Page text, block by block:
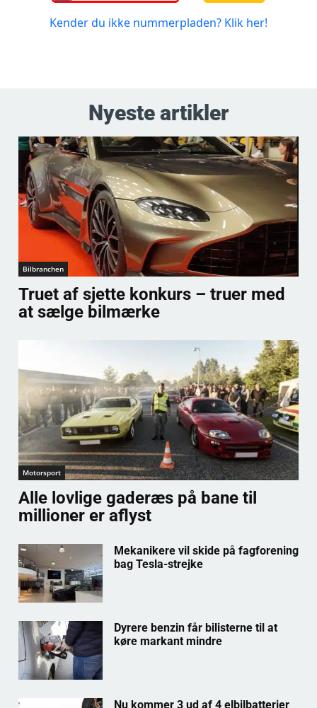
Nyeste artikler
Bilbranchen
Truet af sjette konkurs – truer med
at sælge bilmærke
Motorsport
Alle lovlige gaderæs på bane til
millioner er aflyst
Mekanikere vil skide på fagforening
bag Tesla-strejke
Dyrere benzin får bilisterne til at
køre markant mindre
Nu kommer 3 ud af 4 elbilbatterier